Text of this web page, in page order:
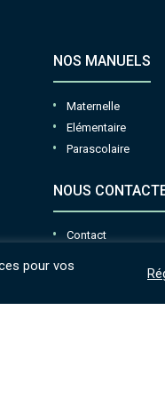
NOS MANUELS
Maternelle
Elémentaire
Parascolaire
NOUS
Contact
pour vos